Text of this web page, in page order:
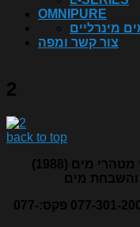
OMNIPURE
מינרליים
צור קשר ומפה
2
back to top
מים (1988)
והשבחת מים
ת.ד: 4700 רחובות 7638200 טל: 077-301-2000 פקס:077-